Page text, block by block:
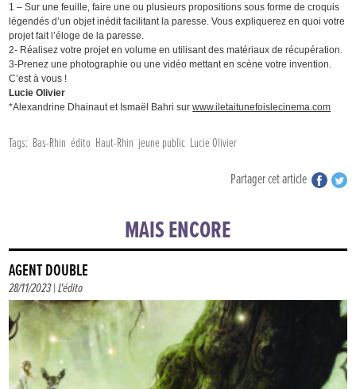
1 – Sur une feuille, faire une ou plusieurs propositions sous forme de croquis
légendés d’un objet inédit facilitant la paresse. Vous expliquerez en quoi votre
projet fait l’éloge de la paresse.
2- Réalisez votre projet en volume en utilisant des matériaux de récupération.
3-Prenez une photographie ou une vidéo mettant en scène votre invention.
C’est à vous !
Lucie Olivier
*Alexandrine Dhainaut et Ismaël Bahri surwww.iletaitunefoislecinema.com
Tags: Bas-Rhin édito Haut-Rhin jeune public Lucie Olivier
Partager cet article
MAIS ENCORE
AGENT DOUBLE
28/11/2023 |L'édito